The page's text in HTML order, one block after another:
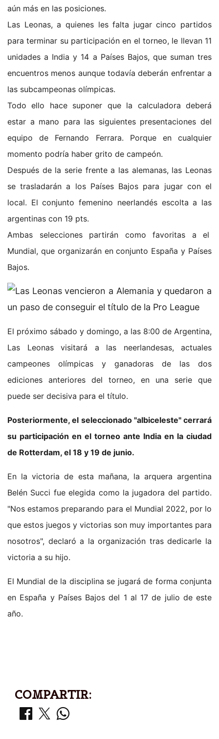
aún más en las posiciones.
Las Leonas, a quienes les falta jugar cinco partidos
para terminar su participación en el torneo, le llevan 11
unidades a India y 14 a Países Bajos, que suman tres
encuentros menos aunque todavía deberán enfrentar a
las subcampeonas olímpicas.
Todo ello hace suponer que la calculadora deberá
estar a mano para las siguientes presentaciones del
equipo de Fernando Ferrara. Porque en cualquier
momento podría haber grito de campeón.
Después de la serie frente a las alemanas, las Leonas
se trasladarán a los Países Bajos para jugar con el
local. El conjunto femenino neerlandés escolta a las
argentinas con 19 pts.
Ambas selecciones partirán como favoritas a el
Mundial, que organizarán en conjunto España y Países
Bajos.
El próximo sábado y domingo, a las 8:00 de Argentina,
Las Leonas visitará a las neerlandesas, actuales
campeones olímpicas y ganadoras de las dos
ediciones anteriores del torneo, en una serie que
puede ser decisiva para el título.
Posteriormente, el seleccionado "albiceleste" cerrará
su participación en el torneo ante India en la ciudad
de Rotterdam, el 18 y 19 de junio.
En la victoria de esta mañana, la arquera argentina
Belén Succi fue elegida como la jugadora del partido.
"Nos estamos preparando para el Mundial 2022, por lo
que estos juegos y victorias son muy importantes para
nosotros", declaró a la organización tras dedicarle la
victoria a su hijo.
El Mundial de la disciplina se jugará de forma conjunta
en España y Países Bajos del 1 al 17 de julio de este
año.
COMPARTIR: